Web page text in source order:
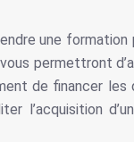
une
permettront
de financer
l’acquisition